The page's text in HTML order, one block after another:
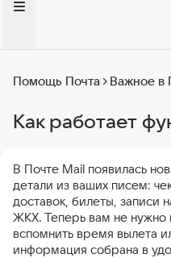
Помощь Почта Важное в
Как работает
В Почте Mail появилась
детали из ваших писем:
доставок, билеты, записи
ЖКХ. Теперь вам не нужно
вспомнить время вылета
информация собрана в